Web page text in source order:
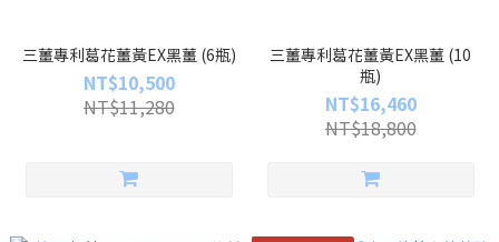
三薑專利葛花薑黃EX黑薑 (6瓶)
NT$10,500
NT$11,280
三薑專利葛花薑黃EX黑薑 (10
瓶)
NT$16,460
NT$18,800